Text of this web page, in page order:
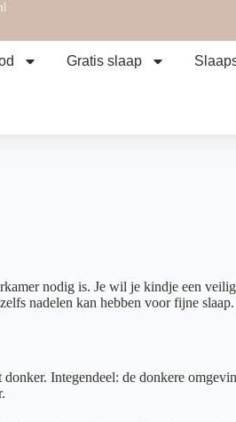
Gratis slaap
nodig is. Je wil je kindje een
nadelen kan hebben voor fijne slaap.
Integendeel: de donkere